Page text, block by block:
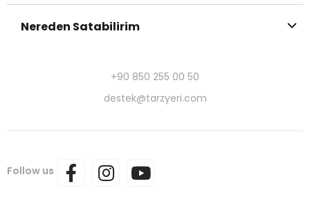
Nereden Satabilirim
+90 850 255 00 50
destek@tarzyeri.com
Follow us